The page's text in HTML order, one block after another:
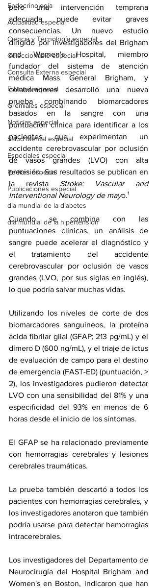
Endocrinología
Actualidad especial
Ciencia y Tecnología especial
Coleccionable especial
Consulta Externa especial
Editorial especial
Gremiales especial
Noticias especial
Salud Mental especial
Especiales especial
Perfiles especial
Publicaciones especial
dia mundial de la diabetes
dia mundial de la hipertension
pero una intervención temprana
adecuada puede evitar graves
consecuencias. Un nuevo estudio
dirigido por investigadores del Brigham
and Women's Hospital, miembro
fundador del sistema de atención
médica Mass General Brigham, y
colaboradores desarrolló una nueva
prueba combinando biomarcadores
basados en la sangre con una
puntuación clínica para identificar a los
pacientes que experimentan un
accidente cerebrovascular por oclusión
de vasos grandes (LVO) con alta
precisión. Sus resultados se publican en
la revista Stroke: Vascular and
Interventional Neurology de mayo.¹
Cuando se combina con las
puntuaciones clínicas, un análisis de
sangre puede acelerar el diagnóstico y
el tratamiento del accidente
cerebrovascular por oclusión de vasos
grandes (LVO, por sus siglas en inglés),
lo que podría salvar muchas vidas.
Utilizando los niveles de corte de dos
biomarcadores sanguíneos, la proteína
ácida fibrilar glial (GFAP; 213 pg/mL) y el
dímero D (600 ng/mL), y el triaje de ictus
de evaluación de campo para el destino
de emergencia (FAST-ED) (puntuación, >
2), los investigadores pudieron detectar
LVO con una sensibilidad del 81% y una
especificidad del 93% en menos de 6
horas desde el inicio de los síntomas.
El GFAP se ha relacionado previamente
con hemorragias cerebrales y lesiones
cerebrales traumáticas.
La prueba también descartó a todos los
pacientes con hemorragias cerebrales, y
los investigadores anotaron que también
podría usarse para detectar hemorragias
intracerebrales.
Los investigadores del Departamento de
Neurocirugía del Hospital Brigham and
Women's en Boston, indicaron que han